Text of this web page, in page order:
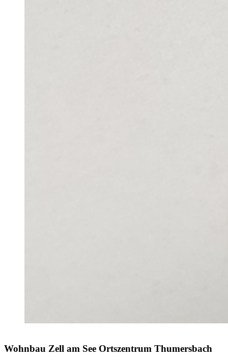
Wohnbau Zell am See Ortszentrum Thumersbach